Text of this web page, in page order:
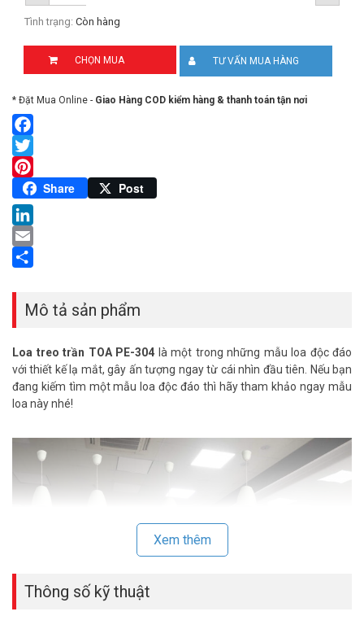
Tình trạng: Còn hàng
CHỌN MUA TƯ VẤN MUA HÀNG
* Đặt Mua Online - Giao Hàng COD kiểm hàng & thanh toán tận nơi
Facebook
Twitter
Pinterest
Share Post
LinkedIn
Email
Mô tả sản phẩm
Loa treo trần TOA PE-304 là một trong những mẫu loa độc đáo
với thiết kế lạ mắt, gây ấn tượng ngay từ cái nhìn đầu tiên. Nếu bạn
đang kiếm tìm một mẫu loa độc đáo thì hãy tham khảo ngay mẫu
loa này nhé!
Xem thêm
Thông số kỹ thuật